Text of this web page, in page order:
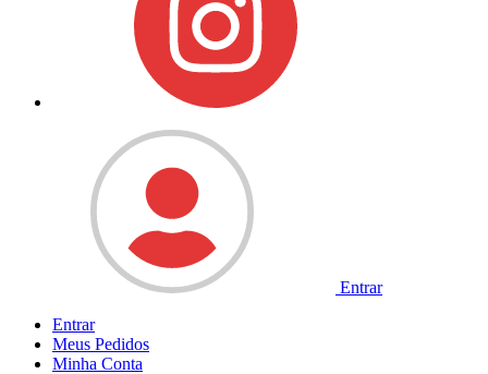
Entrar
Entrar
Meus Pedidos
Minha Conta